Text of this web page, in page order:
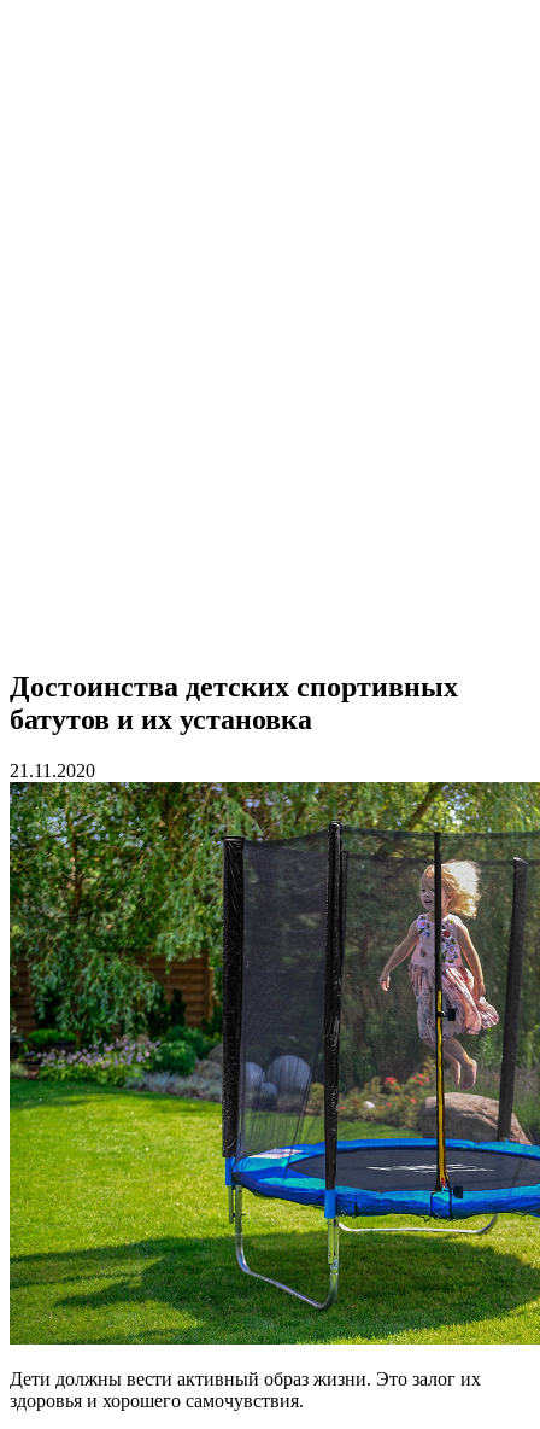
Достоинства детских спортивных
батутов и их установка
21.11.2020
Дети должны вести активный образ жизни. Это залог их
здоровья и хорошего самочувствия.